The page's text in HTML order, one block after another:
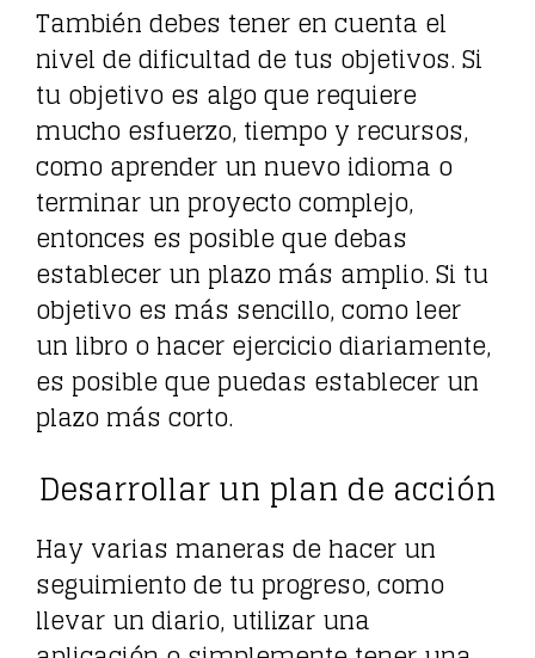
También debes tener en cuenta el
nivel de dificultad de tus objetivos. Si
tu objetivo es algo que requiere
mucho esfuerzo, tiempo y recursos,
como aprender un nuevo idioma o
terminar un proyecto complejo,
entonces es posible que debas
establecer un plazo más amplio. Si tu
objetivo es más sencillo, como leer
un libro o hacer ejercicio diariamente,
es posible que puedas establecer un
plazo más corto.
Desarrollar un plan de acción
Hay varias maneras de hacer un
seguimiento de tu progreso, como
llevar un diario, utilizar una